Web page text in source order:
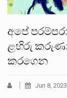
අපේ
ළහිරු
කරගෙන
Jun 8, 2023